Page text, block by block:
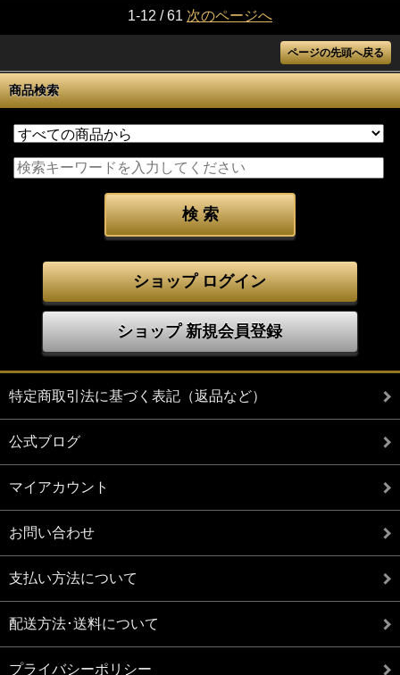
1-12 / 61 次のページへ
ページの先頭へ戻る
商品検索
ショップ ログイン
ショップ 新規会員登録
特定商取引法に基づく表記（返品など）
公式ブログ
マイアカウント
お問い合わせ
支払い方法について
配送方法･送料について
プライバシーポリシー